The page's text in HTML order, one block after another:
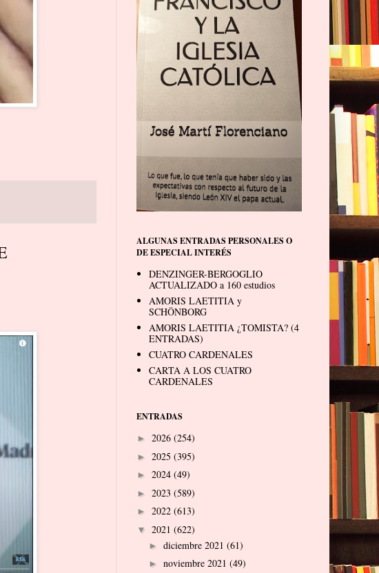
ALGUNAS ENTRADAS PERSONALES O
DE ESPECIAL INTERÉS
DENZINGER-BERGOGLIO
ACTUALIZADO a 160 estudios
AMORIS LAETITIA y
SCHÖNBORG
AMORIS LAETITIA ¿TOMISTA? (4
ENTRADAS)
CUATRO CARDENALES
CARTA A LOS CUATRO
CARDENALES
ENTRADAS
► 2026 (254)
► 2025 (395)
► 2024 (49)
► 2023 (589)
► 2022 (613)
▼ 2021 (622)
► diciembre 2021 (61)
► noviembre 2021 (49)